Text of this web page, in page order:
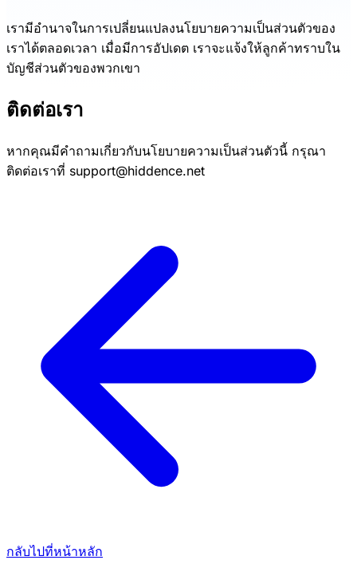
เรามีอำนาจในการเปลี่ยนแปลงนโยบายความเป็นส่วนตัวของ
เราได้ตลอดเวลา เมื่อมีการอัปเดต เราจะแจ้งให้ลูกค้าทราบใน
บัญชีส่วนตัวของพวกเขา
ติดต่อเรา
หากคุณมีคำถามเกี่ยวกับนโยบายความเป็นส่วนตัวนี้ กรุณา
ติดต่อเราที่ support@hiddence.net
กลับไปที่หน้าหลัก